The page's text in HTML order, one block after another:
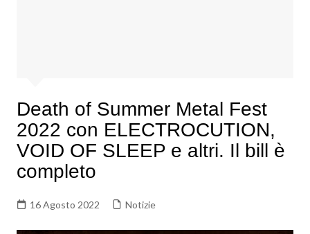
Death of Summer Metal Fest
2022 con ELECTROCUTION,
VOID OF SLEEP e altri. Il bill è
completo
16 Agosto 2022 Notizie